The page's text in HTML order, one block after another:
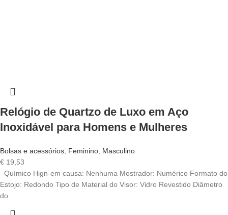
Relógio de Quartzo de Luxo em Aço
Inoxidável para Homens e Mulheres
Bolsas e acessórios, Feminino, Masculino
€ 19,53
Químico Hign-em causa: Nenhuma Mostrador: Numérico Formato do
Estojo: Redondo Tipo de Material do Visor: Vidro Revestido Diâmetro
do